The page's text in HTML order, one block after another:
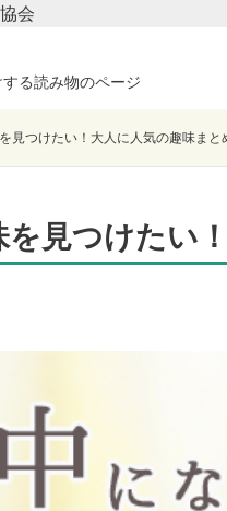
会
る読み物のページ
見つけたい！大人に人気の趣味まと
見つけたい